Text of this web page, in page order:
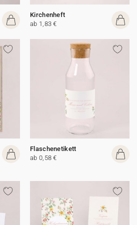
Kirchenheft
ab 1,83 €
Flaschenetikett
ab 0,58 €